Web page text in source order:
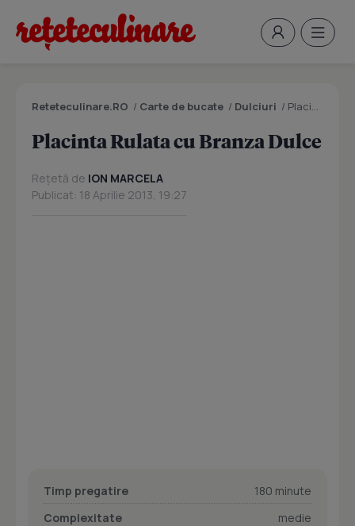
Reteteculinare.RO / Carte de bucate / Dulciuri / Placinta Rulata cu Branza Dulce
Placinta Rulata cu Branza Dulce
Rețetă de ION MARCELA
Publicat: 18 Aprilie 2013, 19:27
Timp pregatire
180 minute
Complexitate
medie